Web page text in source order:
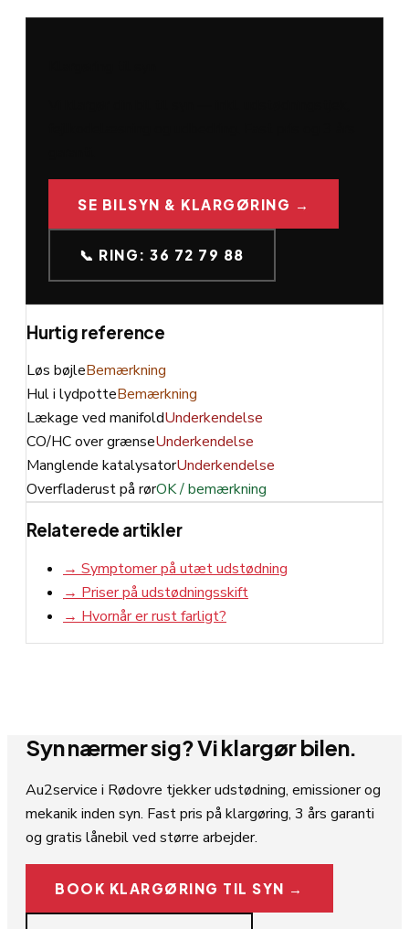
SE BILSYN & KLARGØRING →
📞 RING: 36 72 79 88
Hurtig reference
Løs bøjleBemærkning
Hul i lydpotteBemærkning
Lækage ved manifoldUnderkendelse
CO/HC over grænseUnderkendelse
Manglende katalysatorUnderkendelse
Overfladerust på rørOK / bemærkning
Relaterede artikler
→ Symptomer på utæt udstødning
→ Priser på udstødningsskift
→ Hvornår er rust farligt?
Syn nærmer sig? Vi klargør bilen.
Au2service i Rødovre tjekker udstødning, emissioner og
mekanik inden syn. Fast pris på klargøring, 3 års garanti
og gratis lånebil ved større arbejder.
BOOK KLARGØRING TIL SYN →